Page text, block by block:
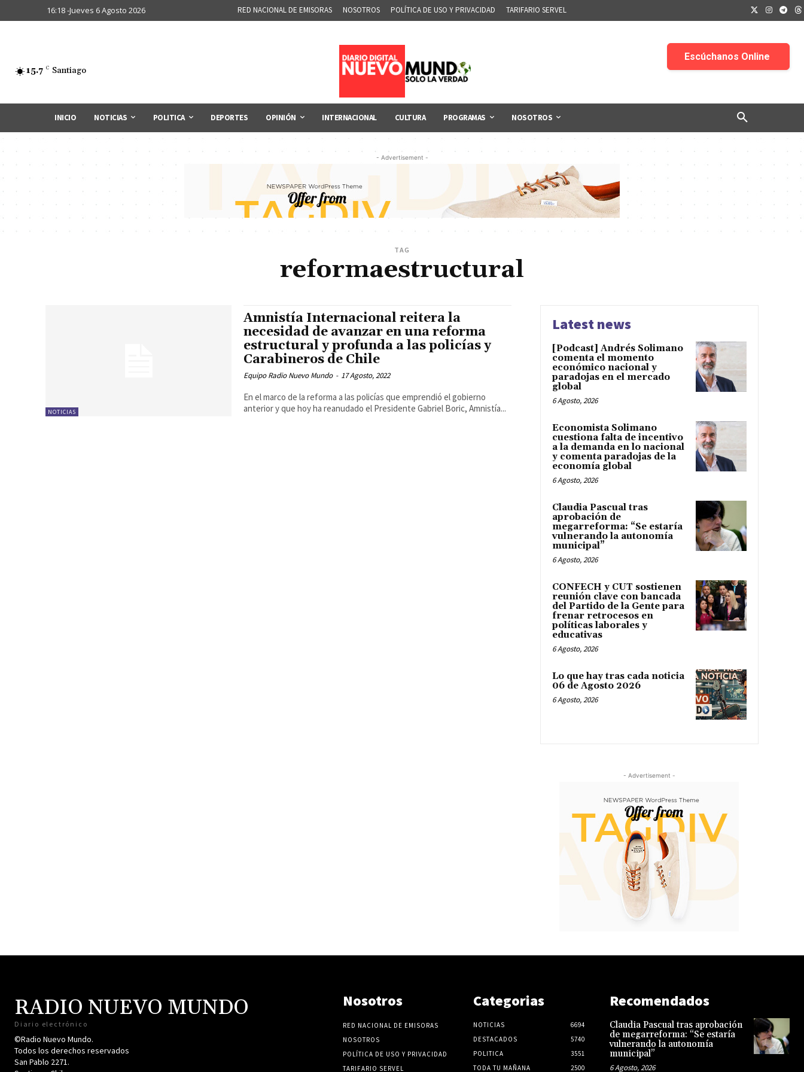
16:18 -Jueves 6 Agosto 2026 RED NACIONAL DE EMISORAS NOSOTROS POLÍTICA DE USO Y PRIVACIDAD TARIFARIO SERVEL
15.7 C Santiago
INICIO NOTICIAS POLITICA DEPORTES OPINIÓN INTERNACIONAL CULTURA PROGRAMAS NOSOTROS
- Advertisement -
TAG
reformaestructural
NOTICIAS
Amnistía Internacional reitera la
necesidad de avanzar en una reforma
estructural y profunda a las policías y
Carabineros de Chile
Equipo Radio Nuevo Mundo - 17 Agosto, 2022
En el marco de la reforma a las policías que emprendió el gobierno
anterior y que hoy ha reanudado el Presidente Gabriel Boric, Amnistía...
Latest news
[Podcast] Andrés Solimano
comenta el momento
económico nacional y
paradojas en el mercado
global
6 Agosto, 2026
Economista Solimano
cuestiona falta de incentivo
a la demanda en lo nacional
y comenta paradojas de la
economía global
6 Agosto, 2026
Claudia Pascual tras
aprobación de
megarreforma: “Se estaría
vulnerando la autonomía
municipal”
6 Agosto, 2026
CONFECH y CUT sostienen
reunión clave con bancada
del Partido de la Gente para
frenar retrocesos en
políticas laborales y
educativas
6 Agosto, 2026
Lo que hay tras cada noticia
06 de Agosto 2026
6 Agosto, 2026
- Advertisement -
RADIO NUEVO MUNDO
Diario electrónico
©Radio Nuevo Mundo.
Todos los derechos reservados
San Pablo 2271.
Nosotros
RED NACIONAL DE EMISORAS
NOSOTROS
POLÍTICA DE USO Y PRIVACIDAD
TARIFARIO SERVEL
Categorias
NOTICIAS
6694
DESTACADOS
5740
POLITICA
3551
TODA TU MAÑANA
2500
Recomendados
Claudia Pascual tras aprobación
de megarreforma: “Se estaría
vulnerando la autonomía
municipal”
6 Agosto, 2026